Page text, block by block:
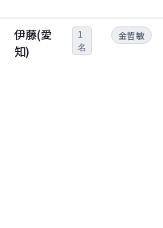
伊藤(愛
知)
1
名
金哲敏